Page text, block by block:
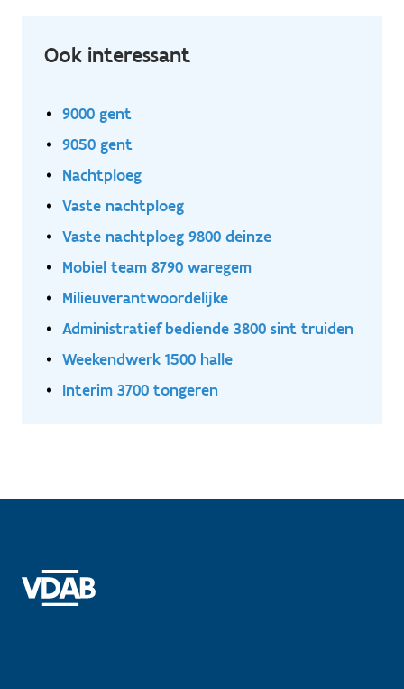
Ook interessant
9000 gent
9050 gent
Nachtploeg
Vaste nachtploeg
Vaste nachtploeg 9800 deinze
Mobiel team 8790 waregem
Milieuverantwoordelijke
Administratief bediende 3800 sint truiden
Weekendwerk 1500 halle
Interim 3700 tongeren